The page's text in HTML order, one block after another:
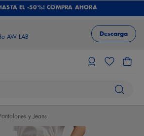
EL -50%! COMPRA AHORA
AW LAB Descarga
y Jeans